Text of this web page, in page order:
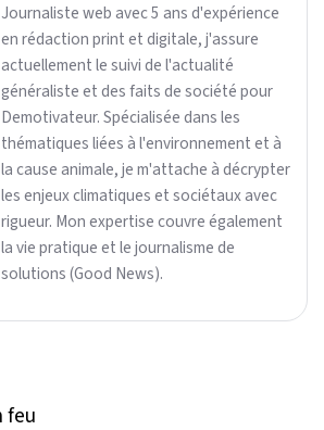
Journaliste web avec 5 ans d'expérience
en rédaction print et digitale, j'assure
actuellement le suivi de l'actualité
généraliste et des faits de société pour
Demotivateur. Spécialisée dans les
thématiques liées à l'environnement et à
la cause animale, je m'attache à décrypter
les enjeux climatiques et sociétaux avec
rigueur. Mon expertise couvre également
la vie pratique et le journalisme de
solutions (Good News).